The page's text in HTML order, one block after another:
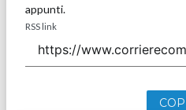
appunti.
RSS link